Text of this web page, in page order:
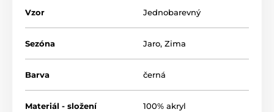
Vzor Jednobarevný
Sezóna Jaro, Zima
Barva černá
Materiál - složení 100% akryl